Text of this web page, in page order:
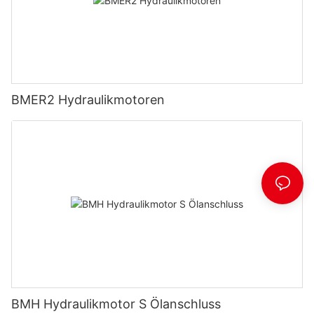
BMER2 Hydraulikmotoren
BMH Hydraulikmotor S Ölanschluss